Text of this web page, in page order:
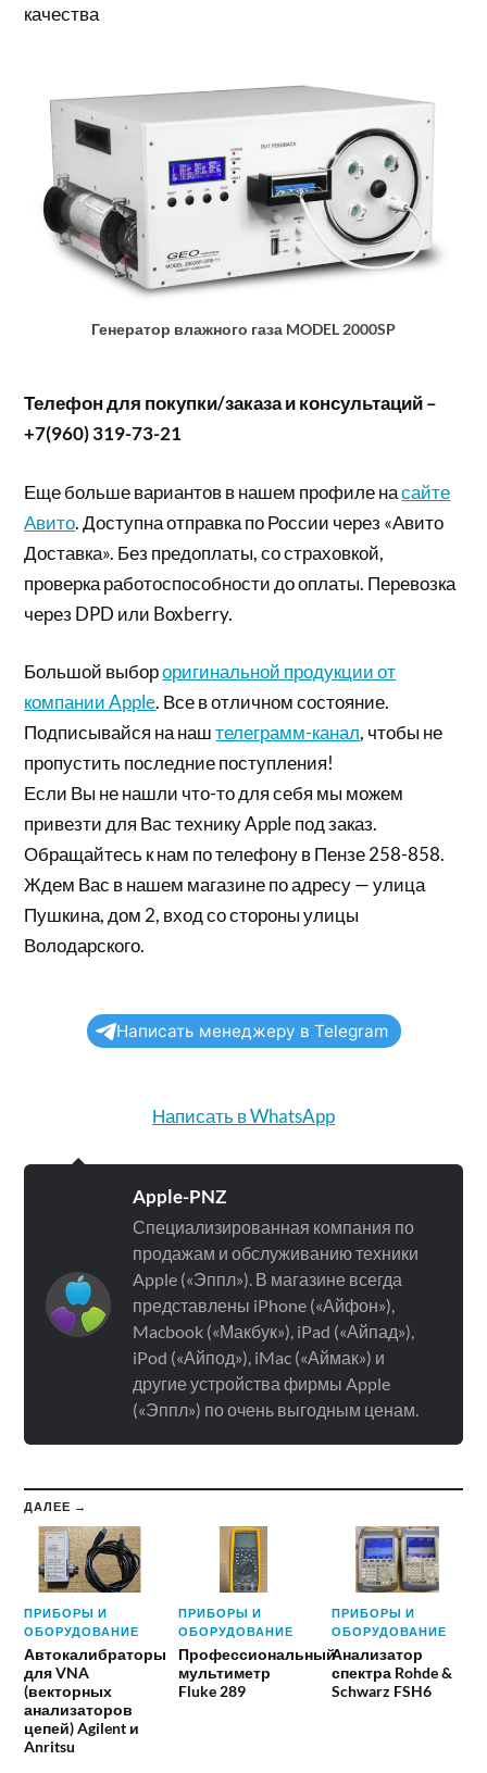
качества
Генератор влажного газа MODEL 2000SP
Телефон для покупки/заказа и консультаций –
+7(960) 319-73-21
Еще больше вариантов в нашем профиле насайте
Авито. Доступна отправка по России через «Авито
Доставка». Без предоплаты, со страховкой,
проверка работоспособности до оплаты. Перевозка
через DPD или Boxberry.
Большой выбороригинальной продукции от
компании Apple. Все в отличном состояние.
Подписывайся на наштелеграмм-канал, чтобы не
пропустить последние поступления!
Если Вы не нашли что-то для себя мы можем
привезти для Вас технику Apple под заказ.
Обращайтесь к нам по телефону в Пензе 258-858.
Ждем Вас в нашем магазине по адресу — улица
Пушкина, дом 2, вход со стороны улицы
Володарского.
Написать менеджеру в Telegram
Написать в WhatsApp
Apple-PNZ
Специализированная компания по
продажам и обслуживанию техники
Apple («Эппл»). В магазине всегда
представлены iPhone («Айфон»),
Macbook («Макбук»), iPad («Айпад»),
iPod («Айпод»), iMac («Аймак») и
другие устройства фирмы Apple
(«Эппл») по очень выгодным ценам.
ДАЛЕЕ →
ПРИБОРЫ И
ОБОРУДОВАНИЕ
Автокалибраторы
для VNA
(векторных
анализаторов
цепей) Agilent и
Anritsu
ПРИБОРЫ И
ОБОРУДОВАНИЕ
Профессиональный
мультиметр
Fluke 289
ПРИБОРЫ И
ОБОРУДОВАНИЕ
Анализатор
спектра Rohde &
Schwarz FSH6